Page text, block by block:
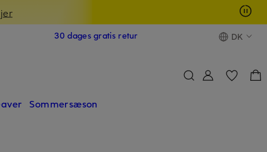
30 dages gratis retur DK
Sommersæson